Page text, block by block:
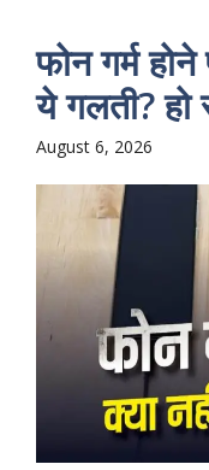
फोन गर्म
ये गलती?
August 6, 2026